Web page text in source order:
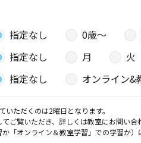
指定なし 0歳〜
指定なし 月 火
指定なし オンライン&
ただくのは2曜日となります。
ご覧いただき、詳しくは教室にお問い
「オンライン＆教室学習」での学習か